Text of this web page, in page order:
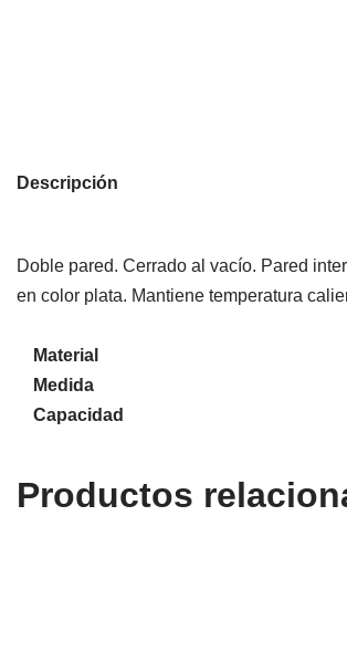
Descripción
Doble pared. Cerrado al vacío. Pared
en color plata. Mantiene temperatura
Material
Medida
Capacidad
Productos